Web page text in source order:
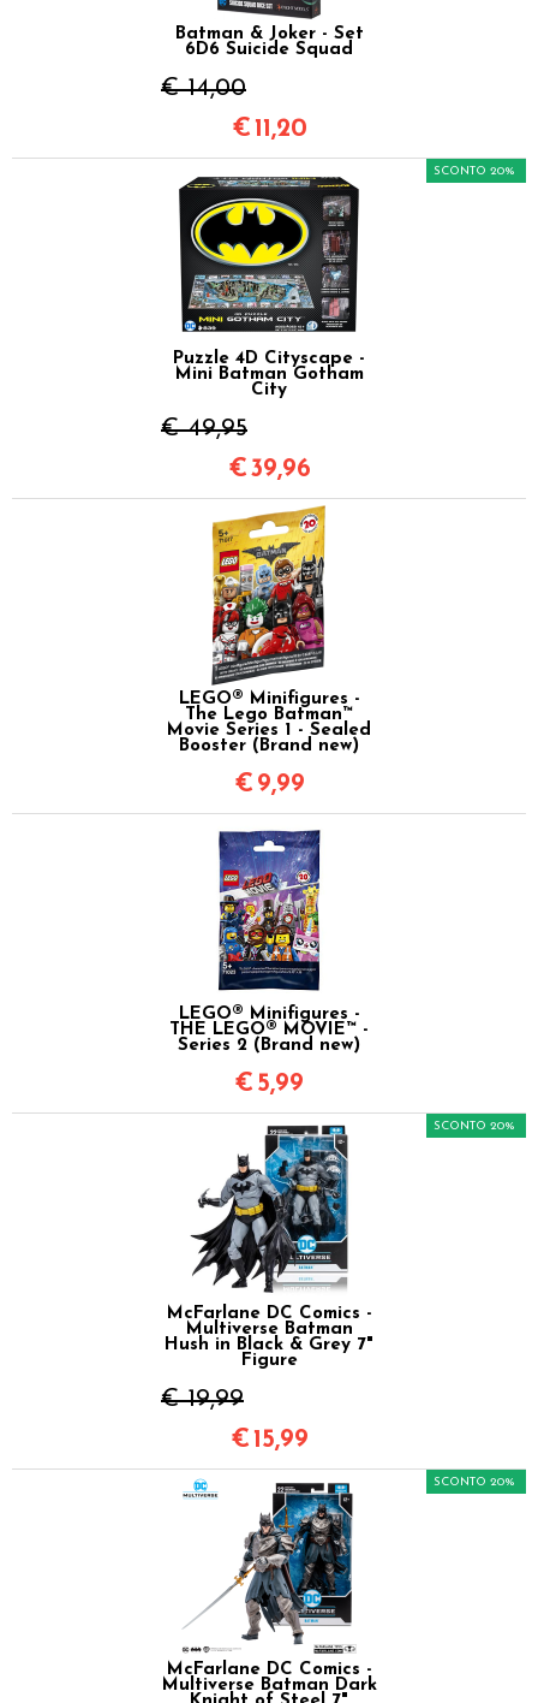
Batman & Joker - Set
6D6 Suicide Squad
€ 14,00
€ 11,20
Puzzle 4D Cityscape -
Mini Batman Gotham
City
€ 49,95
SCONTO 20%
€39,96
LEGO® Minifigures -
The Lego Batman™
Movie Series 1 - Sealed
Booster (Brand new)
€ 9,99
LEGO® Minifigures -
THE LEGO® MOVIE™ -
Series 2 (Brand new)
€ 5,99
McFarlane DC Comics -
Multiverse Batman
Hush in Black & Grey 7"
Figure
€ 19,99
SCONTO 20%
€ 15,99
McFarlane DC Comics -
Multiverse Batman Dark
SCONTO 20%